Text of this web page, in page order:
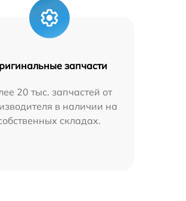
запчасти
20 тыс. запчастей от
в наличии на
складах.